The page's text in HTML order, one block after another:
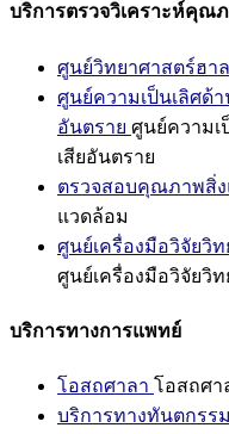
บริการตรวจวิเคราะห์คุณ
ศูนย์วิทยาศาสตร์ฮา
ศูนย์ความเป็นเลิศด้
อันตราย ศูนย์ความเ
เสียอันตราย
ตรวจสอบคุณภาพสิ่
แวดล้อม
ศูนย์เครื่องมือวิจัยวิ
ศูนย์เครื่องมือวิจัยวิ
บริการทางการแพทย์
โอสถศาลา โอสถศา
บริการทางทันตกรรม